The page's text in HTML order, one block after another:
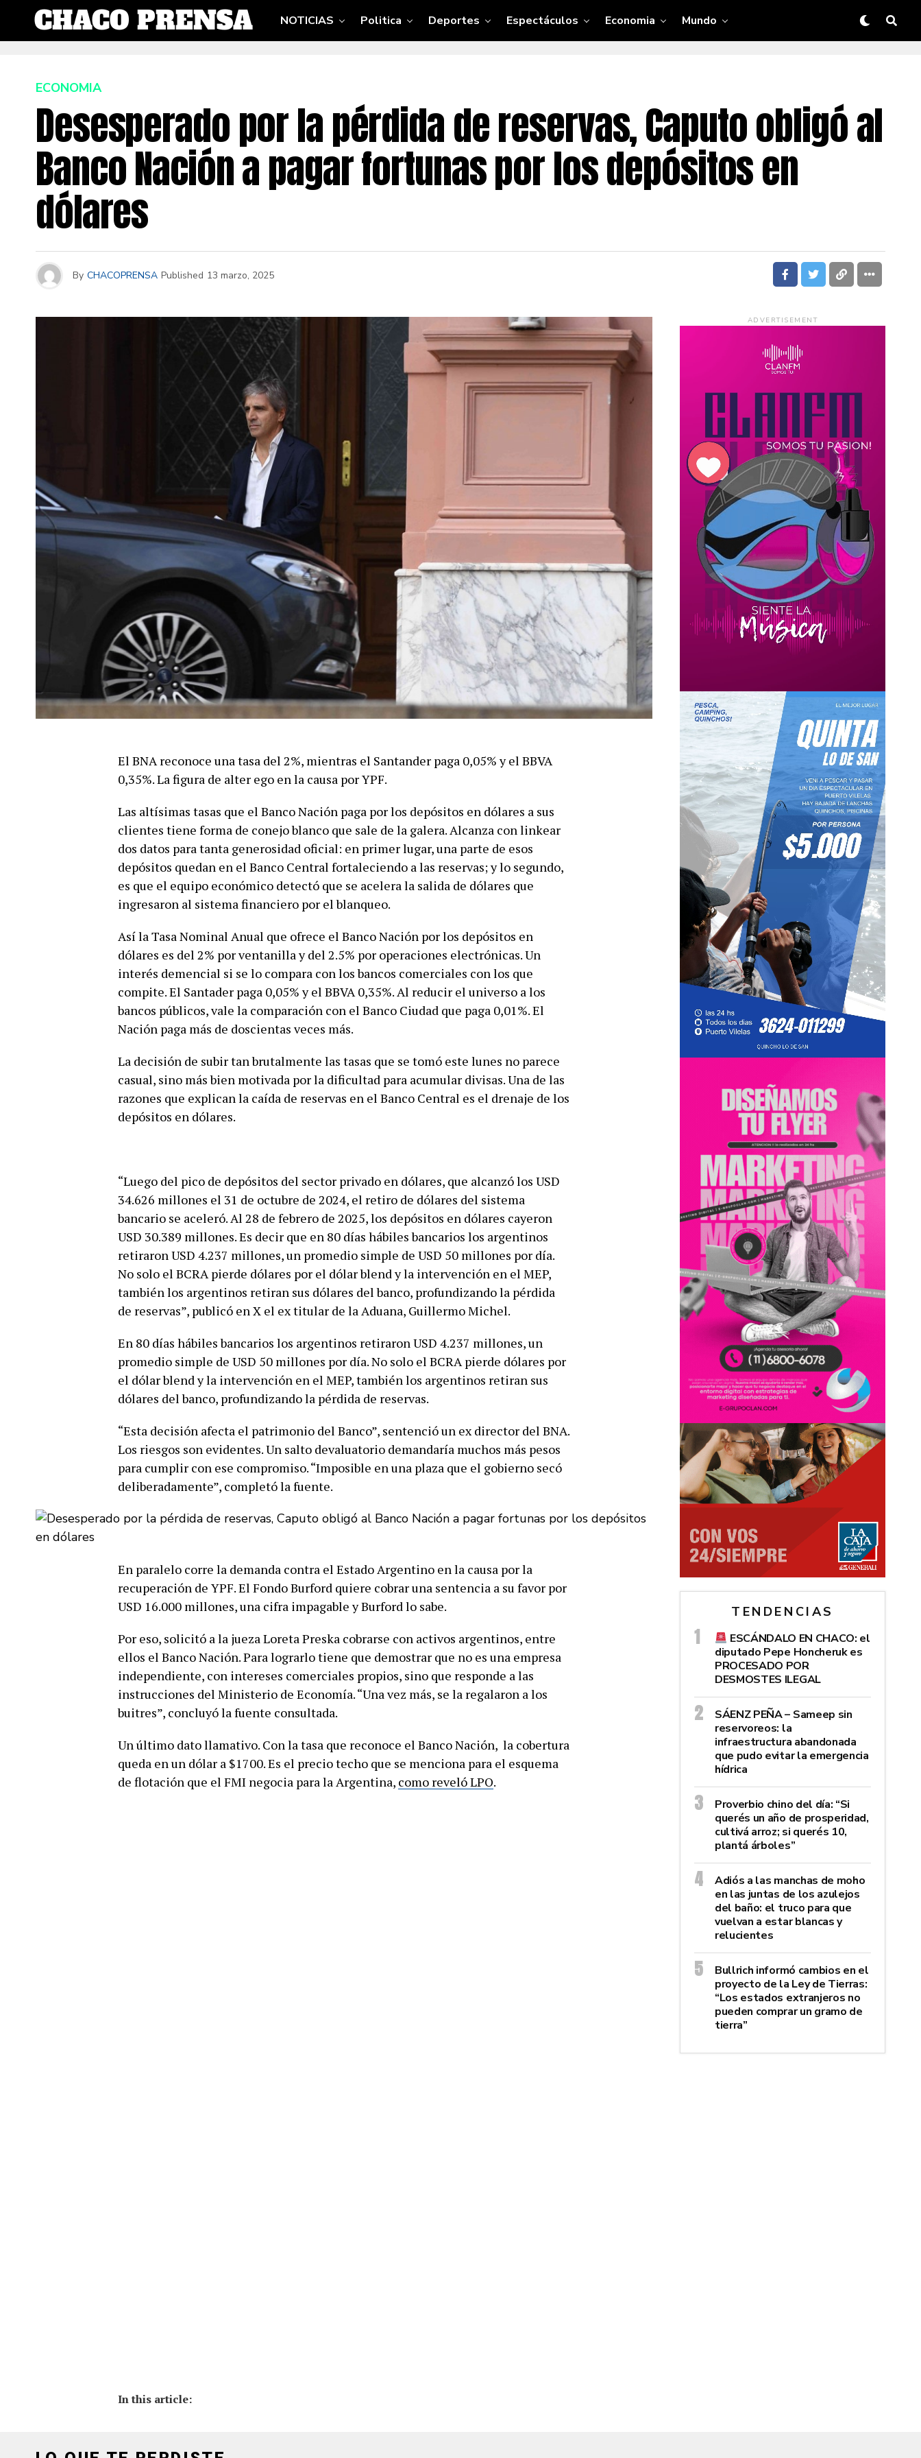
NOTICIAS Politica Deportes Espectáculos Economia Mundo
ECONOMIA
Desesperado por la pérdida de reservas, Caputo obligó al
Banco Nación a pagar fortunas por los depósitos en
dólares
By CHACOPRENSA Published 13 marzo, 2025
El BNA reconoce una tasa del 2%, mientras el Santander paga 0,05% y el BBVA
0,35%. La figura de alter ego en la causa por YPF.
Las altísimas tasas que el Banco Nación paga por los depósitos en dólares a sus
clientes tiene forma de conejo blanco que sale de la galera. Alcanza con linkear
dos datos para tanta generosidad oficial: en primer lugar, una parte de esos
depósitos quedan en el Banco Central fortaleciendo a las reservas; y lo segundo,
es que el equipo económico detectó que se acelera la salida de dólares que
ingresaron al sistema financiero por el blanqueo.
Así la Tasa Nominal Anual que ofrece el Banco Nación por los depósitos en
dólares es del 2% por ventanilla y del 2.5% por operaciones electrónicas. Un
interés demencial si se lo compara con los bancos comerciales con los que
compite. El Santader paga 0,05% y el BBVA 0,35%. Al reducir el universo a los
bancos públicos, vale la comparación con el Banco Ciudad que paga 0,01%. El
Nación paga más de doscientas veces más.
La decisión de subir tan brutalmente las tasas que se tomó este lunes no parece
casual, sino más bien motivada por la dificultad para acumular divisas. Una de las
razones que explican la caída de reservas en el Banco Central es el drenaje de los
depósitos en dólares.
“Luego del pico de depósitos del sector privado en dólares, que alcanzó los USD
34.626 millones el 31 de octubre de 2024, el retiro de dólares del sistema
bancario se aceleró. Al 28 de febrero de 2025, los depósitos en dólares cayeron
USD 30.389 millones. Es decir que en 80 días hábiles bancarios los argentinos
retiraron USD 4.237 millones, un promedio simple de USD 50 millones por día.
No solo el BCRA pierde dólares por el dólar blend y la intervención en el MEP,
también los argentinos retiran sus dólares del banco, profundizando la pérdida
de reservas”, publicó en X el ex titular de la Aduana, Guillermo Michel.
En 80 días hábiles bancarios los argentinos retiraron USD 4.237 millones, un
promedio simple de USD 50 millones por día. No solo el BCRA pierde dólares por
el dólar blend y la intervención en el MEP, también los argentinos retiran sus
dólares del banco, profundizando la pérdida de reservas.
“Esta decisión afecta el patrimonio del Banco”, sentenció un ex director del BNA.
Los riesgos son evidentes. Un salto devaluatorio demandaría muchos más pesos
para cumplir con ese compromiso. “Imposible en una plaza que el gobierno secó
deliberadamente”, completó la fuente.
En paralelo corre la demanda contra el Estado Argentino en la causa por la
recuperación de YPF. El Fondo Burford quiere cobrar una sentencia a su favor por
USD 16.000 millones, una cifra impagable y Burford lo sabe.
Por eso, solicitó a la jueza Loreta Preska cobrarse con activos argentinos, entre
ellos el Banco Nación. Para lograrlo tiene que demostrar que no es una empresa
independiente, con intereses comerciales propios, sino que responde a las
instrucciones del Ministerio de Economía. “Una vez más, se la regalaron a los
buitres”, concluyó la fuente consultada.
Un último dato llamativo. Con la tasa que reconoce el Banco Nación, la cobertura
queda en un dólar a $1700. Es el precio techo que se menciona para el esquema
de flotación que el FMI negocia para la Argentina, como reveló LPO.
In this article:
ADVERTISEMENT
TENDENCIAS
ESCÁNDALO EN CHACO: el
diputado Pepe Honcheruk es
PROCESADO POR
DESMOSTES ILEGAL
SÁENZ PEÑA – Sameep sin
reservoreos: la
infraestructura abandonada
que pudo evitar la emergencia
hídrica
Proverbio chino del día: “Si
querés un año de prosperidad,
cultivá arroz; si querés 10,
plantá árboles”
Adiós a las manchas de moho
en las juntas de los azulejos
del baño: el truco para que
vuelvan a estar blancas y
relucientes
Bullrich informó cambios en el
proyecto de la Ley de Tierras:
“Los estados extranjeros no
pueden comprar un gramo de
tierra”